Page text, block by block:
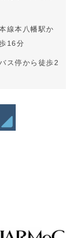
線本八幡駅か
16分
ス停から徒歩2